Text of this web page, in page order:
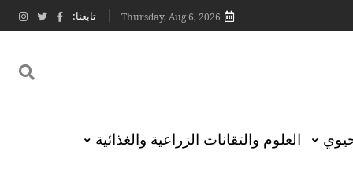
Thursday, Aug 6, 2026 تابعنا:
العلوم والتقانات الزراعية والغذائية